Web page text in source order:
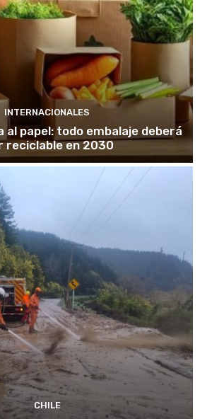
INTERNACIONALES
al papel: todo embalaje deberá
reciclable en 2030
CHILE